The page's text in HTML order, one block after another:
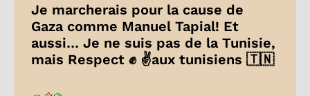
Je marcherais pour la cause de
Gaza comme Manuel Tapial! Et
aussi… Je ne suis pas de la Tunisie,
mais Respect ✊ ✌️aux tunisiens 🇹🇳